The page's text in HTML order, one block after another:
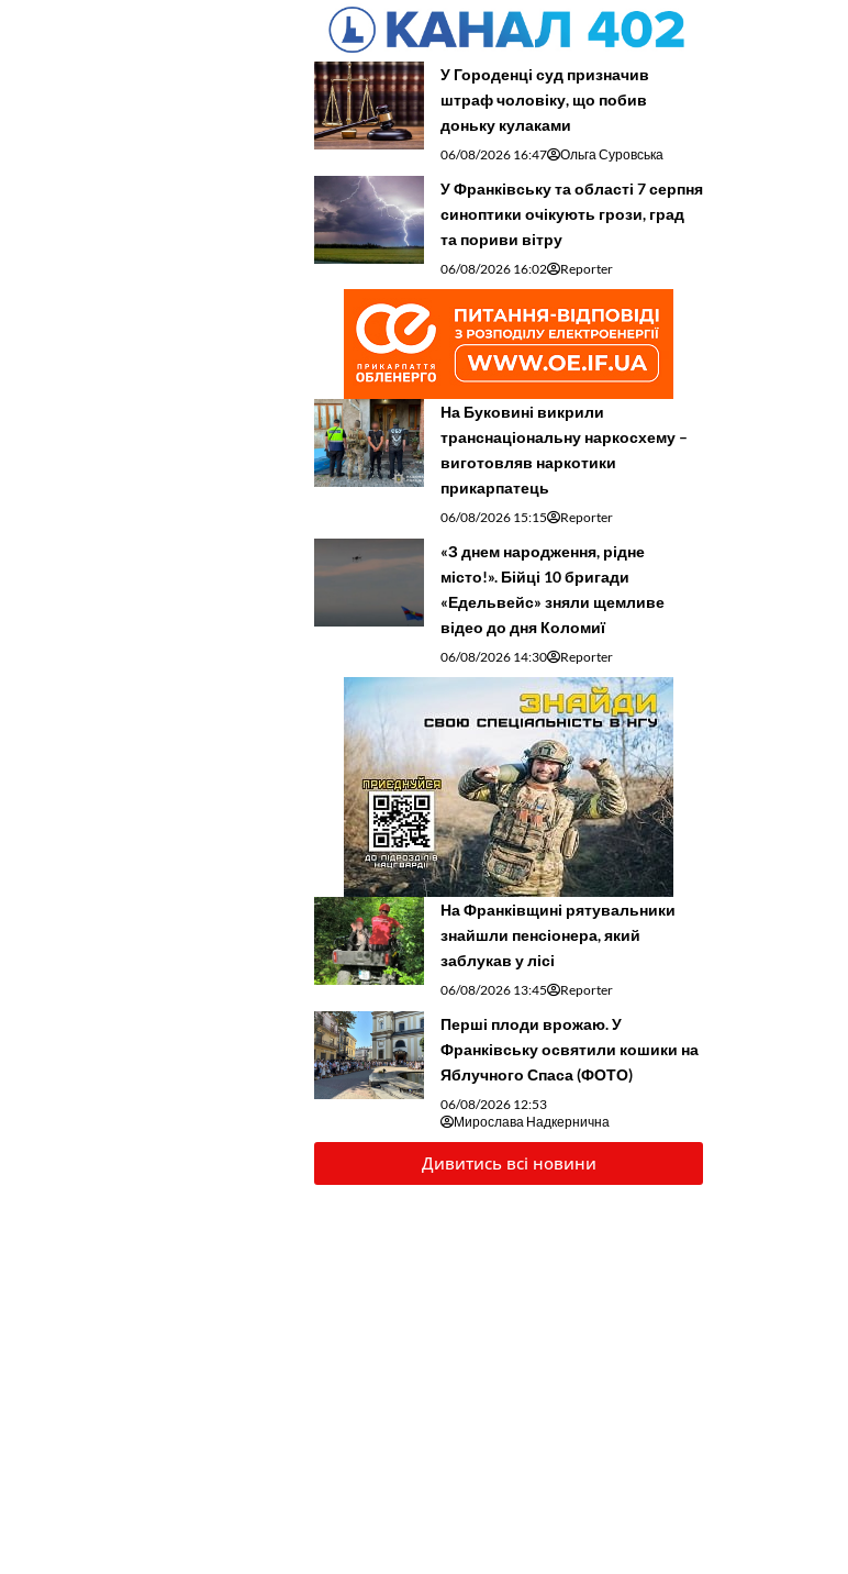
У Городенці суд призначив
штраф чоловіку, що побив
доньку кулаками
06/08/2026 16:47 Ольга Суровська
У Франківську та області 7 серпня
синоптики очікують грози, град
та пориви вітру
06/08/2026 16:02 Reporter
На Буковині викрили
транснаціональну наркосхему –
виготовляв наркотики
прикарпатець
06/08/2026 15:15 Reporter
«З днем народження, рідне
місто!». Бійці 10 бригади
«Едельвейс» зняли щемливе
відео до дня Коломиї
06/08/2026 14:30 Reporter
На Франківщині рятувальники
знайшли пенсіонера, який
заблукав у лісі
06/08/2026 13:45 Reporter
Перші плоди врожаю. У
Франківську освятили кошики на
Яблучного Спаса (ФОТО)
06/08/2026 12:53
Мирослава Надкернична
Дивитись всі новини